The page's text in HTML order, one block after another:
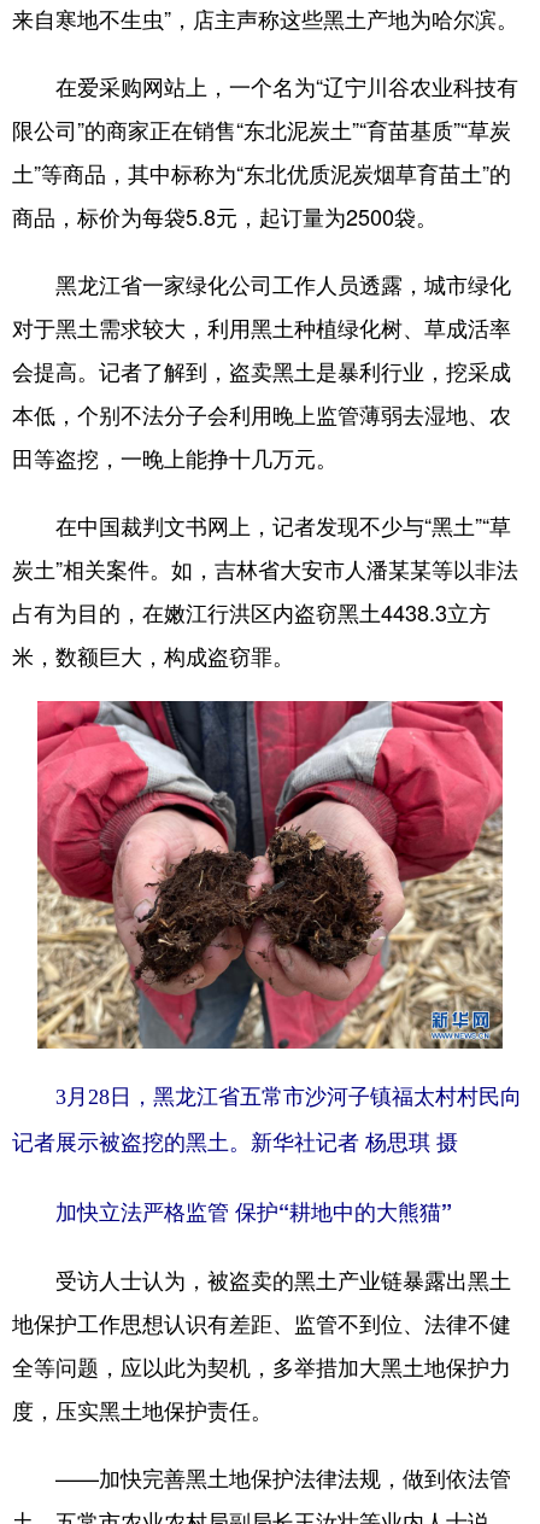
来自寒地不生虫”，店主声称这些黑土产地为哈尔滨。
在爱采购网站上，一个名为“辽宁川谷农业科技有
限公司”的商家正在销售“东北泥炭土”“育苗基质”“草炭
土”等商品，其中标称为“东北优质泥炭烟草育苗土”的
商品，标价为每袋5.8元，起订量为2500袋。
黑龙江省一家绿化公司工作人员透露，城市绿化
对于黑土需求较大，利用黑土种植绿化树、草成活率
会提高。记者了解到，盗卖黑土是暴利行业，挖采成
本低，个别不法分子会利用晚上监管薄弱去湿地、农
田等盗挖，一晚上能挣十几万元。
在中国裁判文书网上，记者发现不少与“黑土”“草
炭土”相关案件。如，吉林省大安市人潘某某等以非法
占有为目的，在嫩江行洪区内盗窃黑土4438.3立方
米，数额巨大，构成盗窃罪。
3月28日，黑龙江省五常市沙河子镇福太村村民向
记者展示被盗挖的黑土。新华社记者 杨思琪 摄
加快立法严格监管 保护“耕地中的大熊猫”
受访人士认为，被盗卖的黑土产业链暴露出黑土
地保护工作思想认识有差距、监管不到位、法律不健
全等问题，应以此为契机，多举措加大黑土地保护力
度，压实黑土地保护责任。
——加快完善黑土地保护法律法规，做到依法管